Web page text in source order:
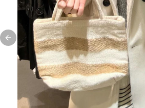
Previous slide